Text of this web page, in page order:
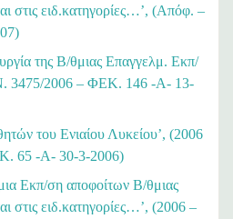
στις ειδ.κατηγορίες…’, (Απόφ. –
της Β/θμιας Επαγγελμ. Εκπ/
3475/2006 – ΦΕΚ. 146 -A- 13-
του Ενιαίου Λυκείου’, (2006
65 -Α- 30-3-2006)
Εκπ/ση αποφοίτων Β/θμιας
στις ειδ.κατηγορίες…’, (2006 –